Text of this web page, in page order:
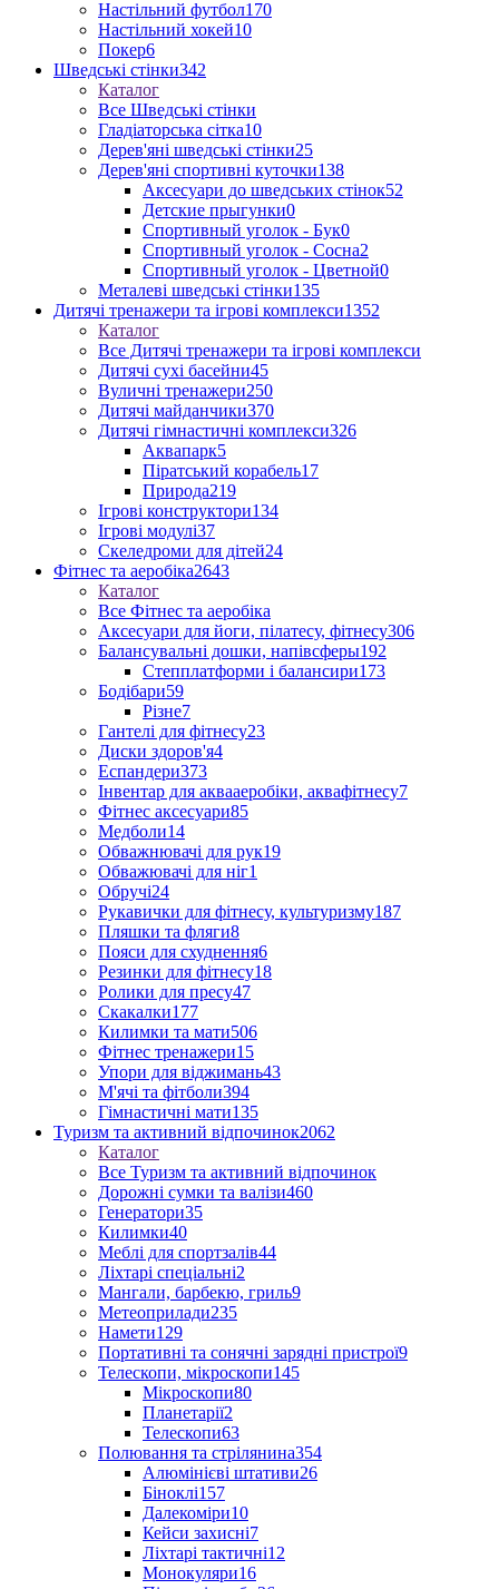
Настільний футбол170
Настільний хокей10
Покер6
Шведські стінки342
Каталог
Все Шведські стінки
Гладіаторська сітка10
Дерев'яні шведські стінки25
Дерев'яні спортивні куточки138
Аксесуари до шведських стінок52
Детские прыгунки0
Спортивный уголок - Бук0
Спортивный уголок - Сосна2
Спортивный уголок - Цветной0
Металеві шведські стінки135
Дитячі тренажери та ігрові комплекси1352
Каталог
Все Дитячі тренажери та ігрові комплекси
Дитячі сухі басейни45
Вуличні тренажери250
Дитячі майданчики370
Дитячі гімнастичні комплекси326
Аквапарк5
Піратський корабель17
Природа219
Ігрові конструктори134
Ігрові модулі37
Скеледроми для дітей24
Фітнес та аеробіка2643
Каталог
Все Фітнес та аеробіка
Аксесуари для йоги, пілатесу, фітнесу306
Балансувальні дошки, напівсферы192
Степплатформи і балансири173
Бодібари59
Різне7
Гантелі для фітнесу23
Диски здоров'я4
Еспандери373
Інвентар для аквааеробіки, аквафітнесу7
Фітнес аксесуари85
Медболи14
Обважнювачі для рук19
Обважювачі для ніг1
Обручі24
Рукавички для фітнесу, культуризму187
Пляшки та фляги8
Пояси для схуднення6
Резинки для фітнесу18
Ролики для пресу47
Скакалки177
Килимки та мати506
Фітнес тренажери15
Упори для віджимань43
М'ячі та фітболи394
Гімнастичні мати135
Туризм та активний відпочинок2062
Каталог
Все Туризм та активний відпочинок
Дорожні сумки та валізи460
Генератори35
Килимки40
Меблі для спортзалів44
Ліхтарі спеціальні2
Мангали, барбекю, гриль9
Метеоприлади235
Намети129
Портативні та сонячні зарядні пристрої9
Телескопи, мікроскопи145
Мікроскопи80
Планетарії2
Телескопи63
Полювання та стрілянина354
Алюмінієві штативи26
Біноклі157
Далекоміри10
Кейси захисні7
Ліхтарі тактичні12
Монокуляри16